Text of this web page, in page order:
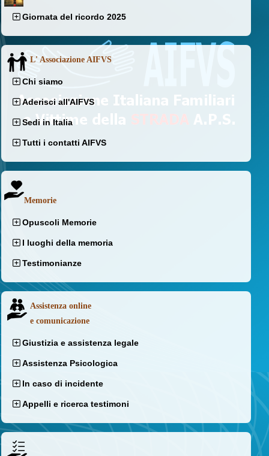
Giornata del ricordo 2025
L' Associazione AIFVS
Chi siamo
Aderisci all'AIFVS
Sedi in Italia
Tutti i contatti AIFVS
Memorie
Opuscoli Memorie
I luoghi della memoria
Testimonianze
Assistenza online
e comunicazione
Giustizia e assistenza legale
Assistenza Psicologica
In caso di incidente
Appelli e ricerca testimoni